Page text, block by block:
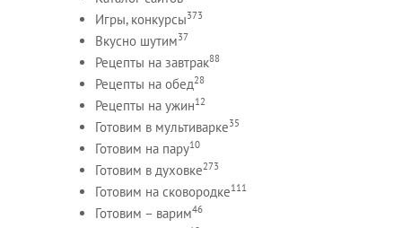
Игры, конкурсы373
Вкусно шутим37
Рецепты на завтрак88
Рецепты на обед28
Рецепты на ужин12
Готовим в мультиварке35
Готовим на пару10
Готовим в духовке273
Готовим на сковородке111
Готовим – варим46